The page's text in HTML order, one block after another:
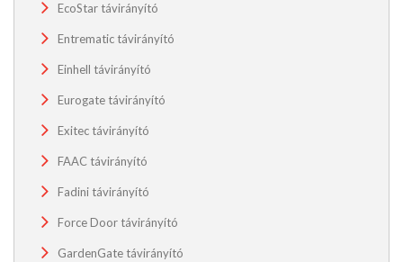
EcoStar távirányító
Entrematic távirányító
Einhell távirányító
Eurogate távirányító
Exitec távirányító
FAAC távirányító
Fadini távirányító
Force Door távirányító
GardenGate távirányító